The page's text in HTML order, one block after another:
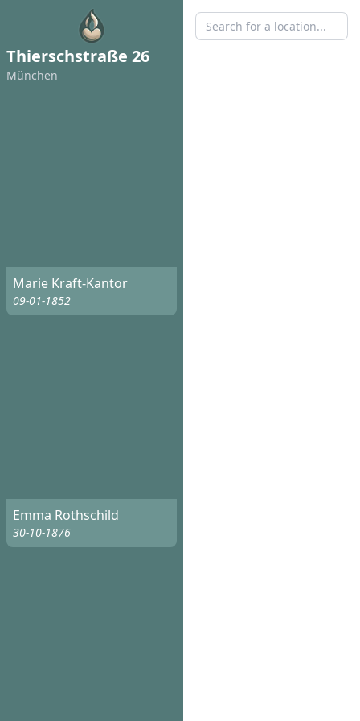
Thierschstraße 26
München
Marie Kraft-Kantor
09-01-1852
Emma Rothschild
30-10-1876